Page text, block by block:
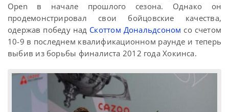
Open в начале прошлого сезона. Однако он
продемонстрировал свои бойцовские качества,
одержав победу над Скоттом Дональдсоном со счетом
10-9 в последнем квалификационном раунде и теперь
выбив из борьбы финалиста 2012 года Хокинса.